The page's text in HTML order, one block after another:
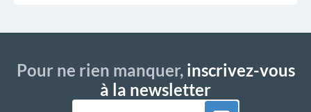
Pour ne rien manquer,inscrivez-vous
à la newsletter